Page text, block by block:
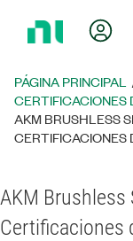
página
principal
PÁGINA PRINCIPAL
CERTIFICACIONES
AKM BRUSHLESS
CERTIFICACIONES
AKM Brushless
Certificaciones